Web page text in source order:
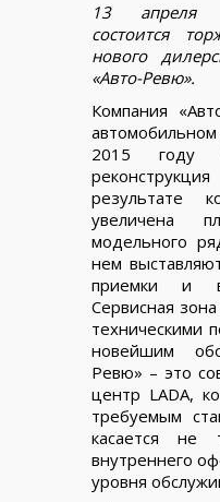
13 апреля
состоится
нового
«Авто-Ревю».
Компания
2015 году
результате
увеличена
модельного
нем
приемки и
Сервисная
техническими
новейшим
Ревю» – это
центр LADA,
требуемым
касается не
внутреннего
уровня